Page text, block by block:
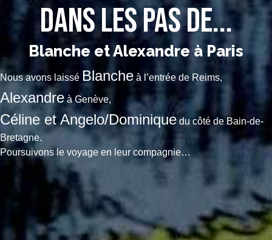
Dans les pas de...
Blanche et Alexandre à Paris
Nous avons laissé Blanche à l’entrée de Reims,
Alexandreà Genève,
Céline et Angelo/Dominique du côté de Bain-de-
Bretagne.
Poursuivons le voyage en leur compagnie…